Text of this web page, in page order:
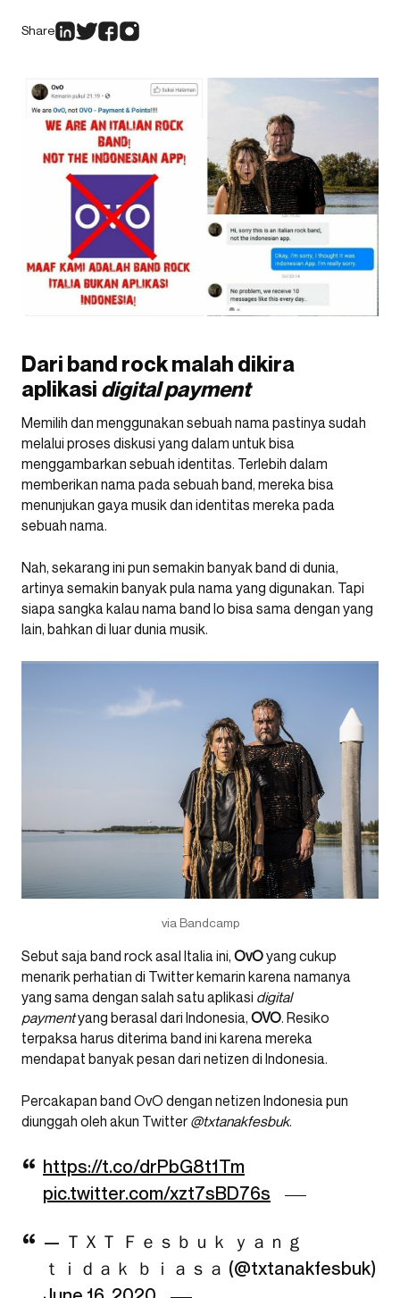
Share
Dari band rock malah dikira
aplikasi digital payment
Memilih dan menggunakan sebuah nama pastinya sudah
melalui proses diskusi yang dalam untuk bisa
menggambarkan sebuah identitas. Terlebih dalam
memberikan nama pada sebuah band, mereka bisa
menunjukan gaya musik dan identitas mereka pada
sebuah nama.
Nah, sekarang ini pun semakin banyak band di dunia,
artinya semakin banyak pula nama yang digunakan. Tapi
siapa sangka kalau nama band lo bisa sama dengan yang
lain, bahkan di luar dunia musik.
via Bandcamp
Sebut saja band rock asal Italia ini, OvOyang cukup
menarik perhatian di Twitter kemarin karena namanya
yang sama dengan salah satu aplikasi digital
paymentyang berasal dari Indonesia, OVO. Resiko
terpaksa harus diterima band ini karena mereka
mendapat banyak pesan dari netizen di Indonesia.
Percakapan band OvO dengan netizen Indonesia pun
diunggah oleh akun Twitter @txtanakfesbuk.
https://t.co/drPbG8t1Tm
pic.twitter.com/xzt7sBD76s
— ＴＸＴ Ｆｅｓｂｕｋ ｙａｎｇ
ｔｉｄａｋ ｂｉａｓａ (@txtanakfesbuk)